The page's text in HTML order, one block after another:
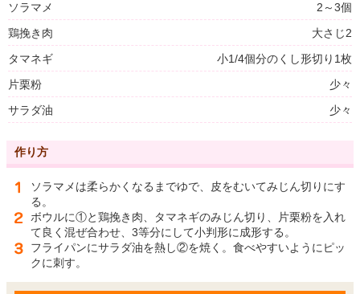
ソラマメ
2～3個
鶏挽き肉
大さじ2
タマネギ
小1/4個分のくし形切り1枚
片栗粉
少々
サラダ油
少々
作り方
ソラマメは柔らかくなるまでゆで、皮をむいてみじん切りにす
る。
ボウルに①と鶏挽き肉、タマネギのみじん切り、片栗粉を入れ
て良く混ぜ合わせ、3等分にして小判形に成形する。
フライパンにサラダ油を熱し②を焼く。食べやすいようにピッ
クに刺す。